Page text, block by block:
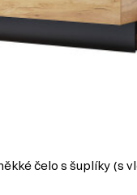
čelo s šuplíky (s